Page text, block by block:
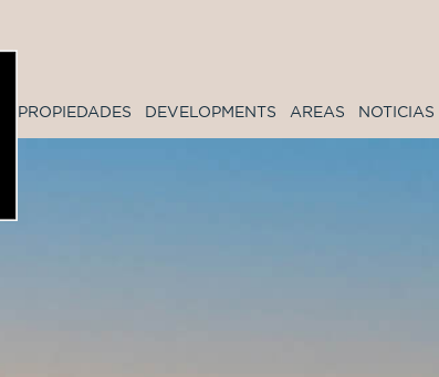
PROPIEDADES DEVELOPMENTS AREAS NOTICIAS